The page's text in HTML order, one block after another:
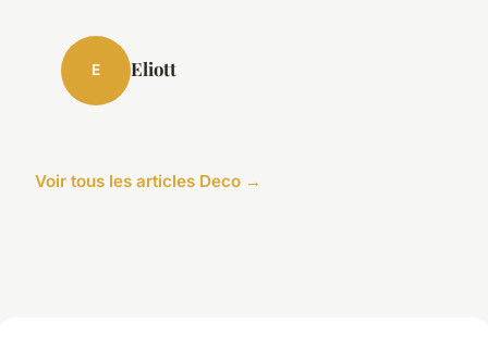
E Eliott
Voir tous les articles Deco →